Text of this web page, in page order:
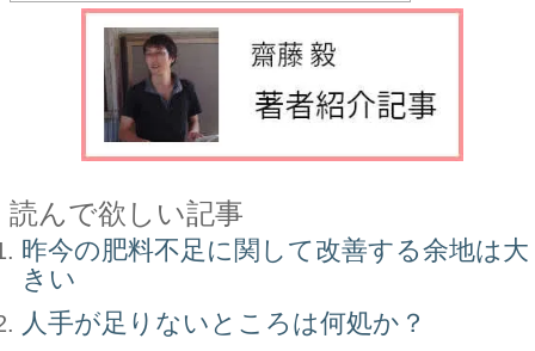
読んで欲しい記事
昨今の肥料不足に関して改善する余地は大
きい
人手が足りないところは何処か？